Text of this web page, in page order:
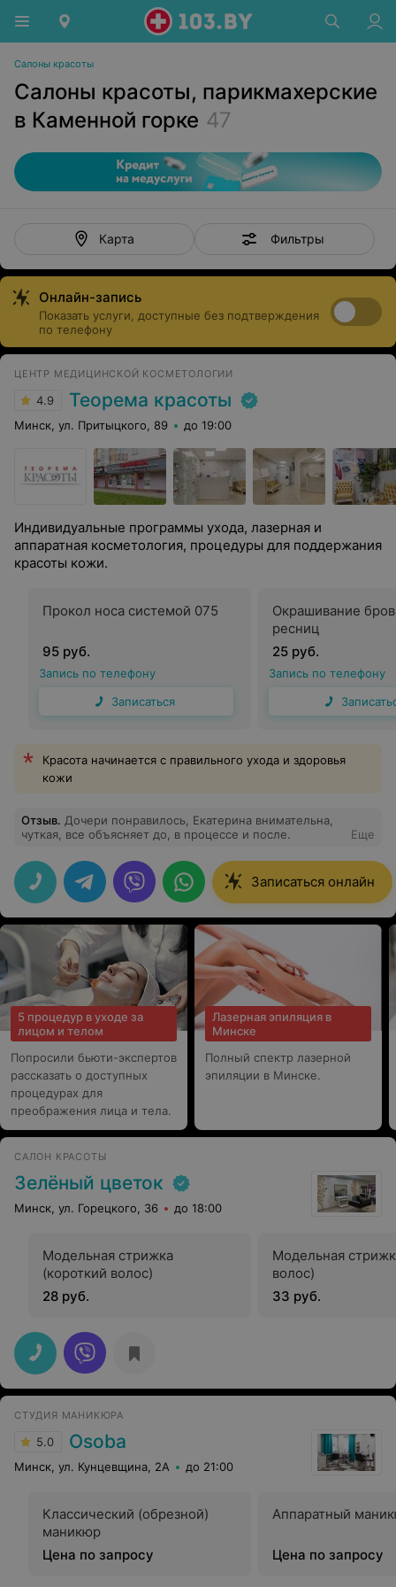
Салоны красоты
Салоны красоты, парикмахерские
в Каменной горке 47
Карта Фильтры
Онлайн-запись
Показать услуги, доступные без подтверждения
по телефону
ЦЕНТР МЕДИЦИНСКОЙ КОСМЕТОЛОГИИ
4.9 Теорема красоты
Минск, ул. Притыцкого, 89 до 19:00
Индивидуальные программы ухода, лазерная и
аппаратная косметология, процедуры для поддержания
красоты кожи.
Прокол носа системой 075
95 руб.
Запись по телефону
Записаться
Окрашивание
ресниц
25 руб.
Запись по телефону
Красота начинается с правильного ухода и здоровья
кожи
Отзыв. Дочери понравилось, Екатерина внимательна,
чуткая, все объясняет до, в процессе и после.
Еще
Записаться онлайн
5 процедур в уходе за
лицом и телом
Попросили бьюти-экспертов
рассказать о доступных
процедурах для
преображения лица и тела.
Лазерная эпиляция в
Минске
Полный спектр лазерной
эпиляции в Минске.
САЛОН КРАСОТЫ
Зелёный цветок
Минск, ул. Горецкого, 36 до 18:00
Модельная стрижка
(короткий волос)
28 руб.
Модельная
волос)
33 руб.
СТУДИЯ МАНИКЮРА
5.0 Osoba
Минск, ул. Кунцевщина, 2А до 21:00
Классический (обрезной)
маникюр
Цена по запросу
Аппаратный
Цена по запросу